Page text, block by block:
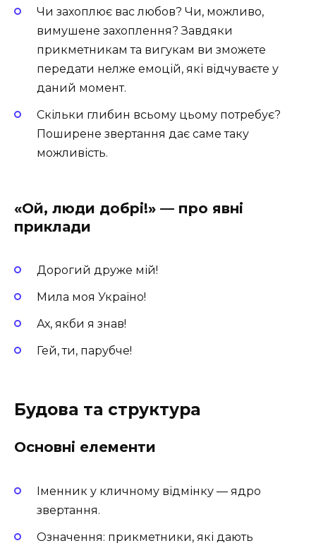
Чи захоплює вас любов? Чи, можливо,
вимушене захоплення? Завдяки
прикметникам та вигукам ви зможете
передати нелже емоцій, які відчуваєте у
даний момент.
Скільки глибин всьому цьому потребує?
Поширене звертання дає саме таку
можливість.
«Ой, люди добрі!» — про явні
приклади
Дорогий друже мій!
Мила моя Україно!
Ах, якби я знав!
Гей, ти, парубче!
Будова та структура
Основні елементи
Іменник у кличному відмінку — ядро
звертання.
Означення: прикметники, які дають